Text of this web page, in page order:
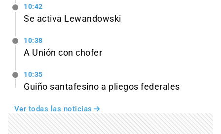
10:42
Se activa Lewandowski
10:38
A Unión con chofer
10:35
Guiño santafesino a pliegos federales
Ver todas las noticias